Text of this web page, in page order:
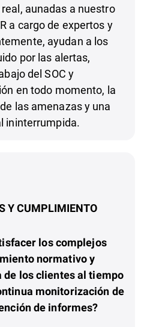
aunadas a nuestro
a cargo de expertos y
ayudan a los
por las alertas,
del SOC y
en todo momento, la
las amenazas y una
ininterrumpida.
Y CUMPLIMIENTO
los complejos
normativo y
de los clientes al tiempo
monitorización de
de informes?